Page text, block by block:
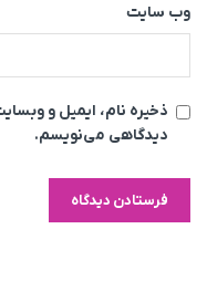
وب‌ سایت
ذخیره نام، ایمیل و
دیدگاهی می‌نویسم.